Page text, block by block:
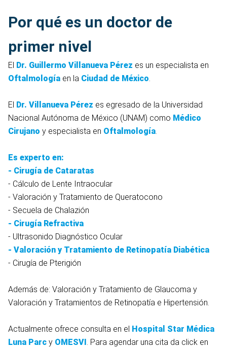
Por qué es un doctor de
primer nivel
El Dr. Guillermo Villanueva Pérez es un especialista en
Oftalmología en la Ciudad de México.
El Dr. Villanueva Pérez es egresado de la Universidad
Nacional Autónoma de México (UNAM) como Médico
Cirujano y especialista en Oftalmología.
Es experto en:
- Cirugía de Cataratas
- Cálculo de Lente Intraocular
- Valoración y Tratamiento de Queratocono
- Secuela de Chalazión
- Cirugía Refractiva
- Ultrasonido Diagnóstico Ocular
- Valoración y Tratamiento de Retinopatía Diabética
- Cirugía de Pterigión
Además de: Valoración y Tratamiento de Glaucoma y
Valoración y Tratamientos de Retinopatía e Hipertensión.
Actualmente ofrece consulta en el Hospital Star Médica
Luna Parc y OMESVI . Para agendar una cita da click en